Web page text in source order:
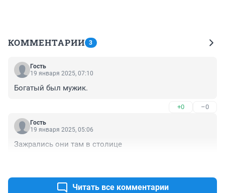
КОММЕНТАРИИ 3
Гость
19 января 2025, 07:10
Богатый был мужик.
+0 –0
Гость
19 января 2025, 05:06
Зажрались они там в столице
Читать все комментарии